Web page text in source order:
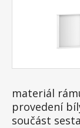
materiál
provedení
součást